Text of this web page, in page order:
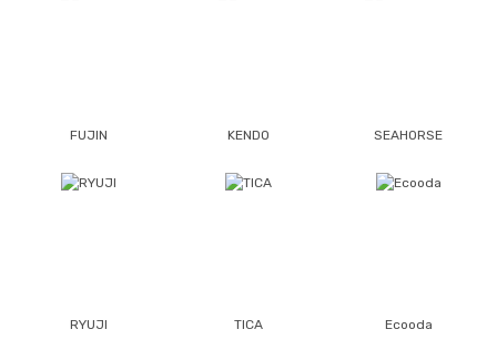
FUJIN KENDO SEAHORSE
RYUJI TICA Ecooda